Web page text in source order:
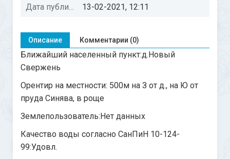
Дата публикации: 13-02-2021, 12:11
Описание Комментарии (0)
Ближайший населенный пункт:д.Новый
Свержень
Орентир на местности: 500м на З от д., на Ю от
пруда Синява, в роще
Землепользователь:Нет данных
Качество воды согласно СанПиН 10-124-
99:Удовл.